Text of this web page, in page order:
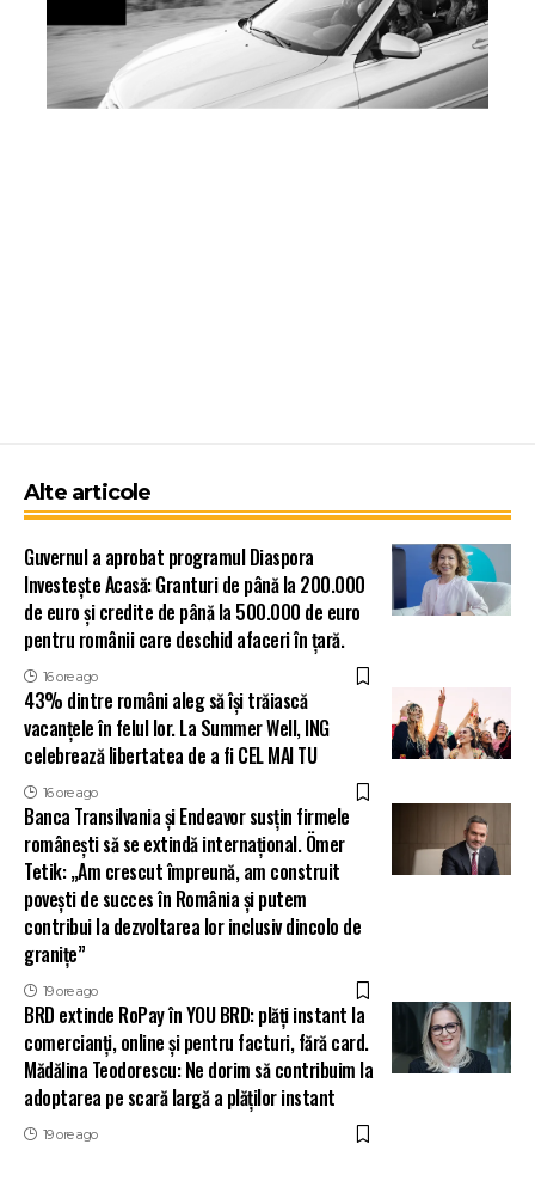
Alte articole
Guvernul a aprobat programul Diaspora
Investește Acasă: Granturi de până la 200.000
de euro și credite de până la 500.000 de euro
pentru românii care deschid afaceri în țară.
16 ore ago
43% dintre români aleg să își trăiască
vacanțele în felul lor. La Summer Well, ING
celebrează libertatea de a fi CEL MAI TU
16 ore ago
Banca Transilvania și Endeavor susțin firmele
românești să se extindă internațional. Ömer
Tetik: „Am crescut împreună, am construit
povești de succes în România și putem
contribui la dezvoltarea lor inclusiv dincolo de
granițe”
19 ore ago
BRD extinde RoPay în YOU BRD: plăți instant la
comercianți, online și pentru facturi, fără card.
Mădălina Teodorescu: Ne dorim să contribuim la
adoptarea pe scară largă a plăților instant
19 ore ago